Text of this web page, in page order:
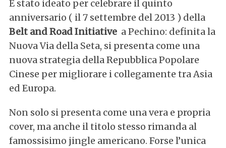
È stato ideato per celebrare il quinto
anniversario ( il 7 settembre del 2013 ) della
Belt and Road Initiativea Pechino: definita la
Nuova Via della Seta, si presenta come una
nuova strategia della Repubblica Popolare
Cinese per migliorare i collegamente tra Asia
ed Europa.
Non solo si presenta come una vera e propria
cover, ma anche il titolo stesso rimanda al
famossisimo jingle americano. Forse l’unica